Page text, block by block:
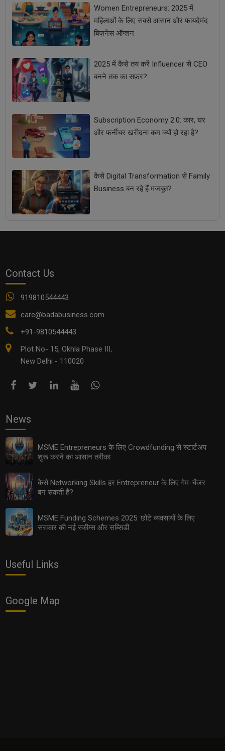
Women Entrepreneurs: 2025 में
महिलाओं के लिए सबसे आसान और फायदेमंद
बिज़नेस ऑप्शन
2025 में कैसे तय करें Influencer से CEO
बनने तक का सफ़र?
Subscription Economy 2.0: कार, घर
और फर्नीचर खरीदना कम क्यों हो रहा है?
कैसे Digital Transformation से Family
Business बन रहे हैं मजबूत?
Contact Us
919810544443
care@badabusiness.com
+91-9810544443
Plot No- 15, Okhla Phase III,
New Delhi - 110020
News
MSME Entrepreneurs के लिए Crowdfunding से स्टार्टअप
शुरू करने का आसान तरीका
कैसे Networking Skills हर Entrepreneur के लिए गेम-चेंजर
बन सकती हैं?
MSME Funding Schemes 2025: छोटे व्यवसायों के लिए
सरकार की नई स्कीम्स और सब्सिडी
Useful Links
Google Map